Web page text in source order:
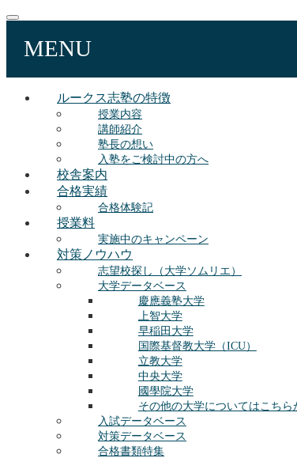
MENU
ルークス志塾の特徴
授業内容
講師紹介
塾長の想い
入塾をご検討中の方へ
校舎案内
合格実績
合格体験記
授業料
実施中のキャンペーン
対策ノウハウ
志望校探し（大学ソムリエ）
大学データベース
慶應義塾大学
上智大学
早稲田大学
国際基督教大学（ICU）
立教大学
中央大学
國學院大学
その他の大学についてはこちら
入試データベース
対策データベース
合格書類特集